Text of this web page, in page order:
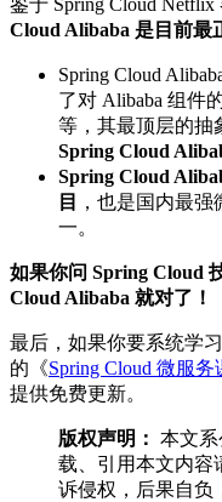
Cloud Alibaba 是目前最
Spring Cloud
了对 Alibaba 组件
等，其最顶层的抽
Spring Cloud
Spring Cloud
目
，也是国内最
一。
如果你问 Spring Cloud
Cloud Alibaba 就对了！
最后，如果你要系统学
的《Spring Cloud 微服务
提供免费更新。
版权声明： 本文系
载、引用本文内容
诉侵权，后果自负